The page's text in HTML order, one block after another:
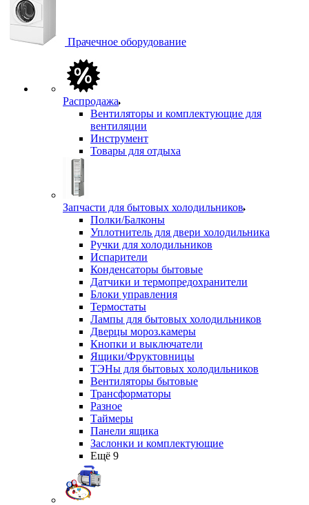
Прачечное оборудование
Распродажа
Вентиляторы и комплектующие для
вентиляции
Инструмент
Товары для отдыха
Запчасти для бытовых холодильников
Полки/Балконы
Уплотнитель для двери холодильника
Ручки для холодильников
Испарители
Конденсаторы бытовые
Датчики и термопредохранители
Блоки управления
Термостаты
Лампы для бытовых холодильников
Дверцы мороз.камеры
Кнопки и выключатели
Ящики/Фруктовницы
ТЭНы для бытовых холодильников
Вентиляторы бытовые
Трансформаторы
Разное
Таймеры
Панели ящика
Заслонки и комплектующие
Ещё 9